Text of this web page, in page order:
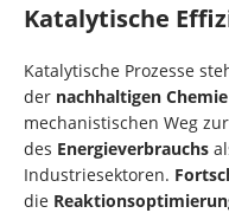
Katalytische
Katalytische Prozesse
der nachhaltigen Chemie
mechanistischen Weg
des Energieverbrauchs
Industriesektoren.
die